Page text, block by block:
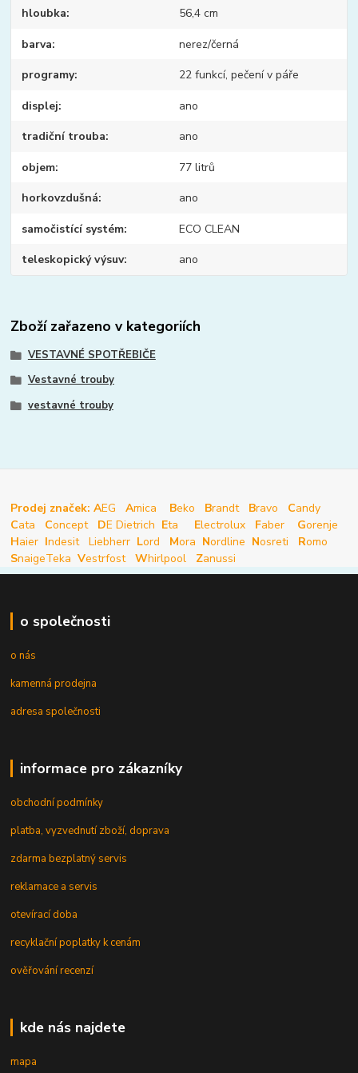
hloubka 56,4 cm
barva nerez/černá
programy 22 funkcí, pečení v páře
displej ano
tradiční trouba ano
objem 77 litrů
horkovzdušná ano
samočistící systém ECO CLEAN
teleskopický výsuv ano
Zboží zařazeno v kategoriích
VESTAVNÉ SPOTŘEBIČE
Vestavné trouby
vestavné trouby
Prodej značek: AEG Amica Beko Brandt Bravo Candy
Cata Concept DE Dietrich Eta Electrolux Faber Gorenje
Haier Indesit Liebherr Lord Mora Nordline Nosreti Romo
SnaigeTeka Vestrfost Whirlpool Zanussi
o společnosti
o nás
kamenná prodejna
adresa společnosti
informace pro zákazníky
obchodní podmínky
platba, vyzvednutí zboží, doprava
zdarma bezplatný servis
reklamace a servis
otevírací doba
recyklační poplatky k cenám
ověřování recenzí
kde nás najdete
mapa